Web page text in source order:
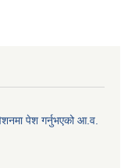
पेश गर्नुभएको आ.व.